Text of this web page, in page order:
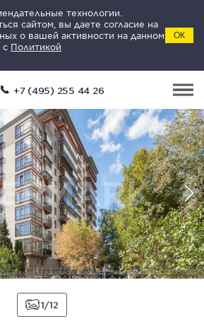
технологии.
сайтом, вы даете согласие на
о вашей активности на данном
с Политикой
ОК
+7 (495) 255 44 26
1 12